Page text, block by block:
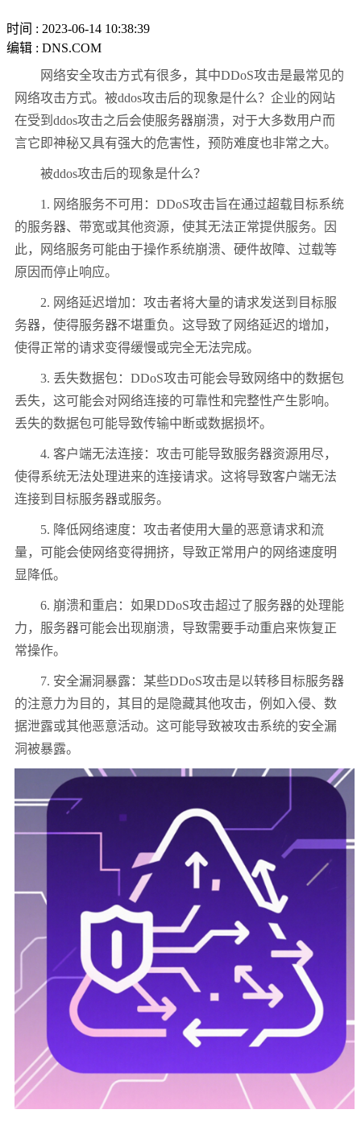
时间 : 2023-06-14 10:38:39
编辑 : DNS.COM
网络安全攻击方式有很多，其中DDoS攻击是最常见的
网络攻击方式。被ddos攻击后的现象是什么？企业的网站
在受到ddos攻击之后会使服务器崩溃，对于大多数用户而
言它即神秘又具有强大的危害性，预防难度也非常之大。
被ddos攻击后的现象是什么？
1. 网络服务不可用：DDoS攻击旨在通过超载目标系统
的服务器、带宽或其他资源，使其无法正常提供服务。因
此，网络服务可能由于操作系统崩溃、硬件故障、过载等
原因而停止响应。
2. 网络延迟增加：攻击者将大量的请求发送到目标服
务器，使得服务器不堪重负。这导致了网络延迟的增加，
使得正常的请求变得缓慢或完全无法完成。
3. 丢失数据包：DDoS攻击可能会导致网络中的数据包
丢失，这可能会对网络连接的可靠性和完整性产生影响。
丢失的数据包可能导致传输中断或数据损坏。
4. 客户端无法连接：攻击可能导致服务器资源用尽，
使得系统无法处理进来的连接请求。这将导致客户端无法
连接到目标服务器或服务。
5. 降低网络速度：攻击者使用大量的恶意请求和流
量，可能会使网络变得拥挤，导致正常用户的网络速度明
显降低。
6. 崩溃和重启：如果DDoS攻击超过了服务器的处理能
力，服务器可能会出现崩溃，导致需要手动重启来恢复正
常操作。
7. 安全漏洞暴露：某些DDoS攻击是以转移目标服务器
的注意力为目的，其目的是隐藏其他攻击，例如入侵、数
据泄露或其他恶意活动。这可能导致被攻击系统的安全漏
洞被暴露。